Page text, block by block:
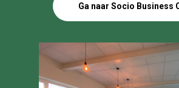
Ga naar Socio Business